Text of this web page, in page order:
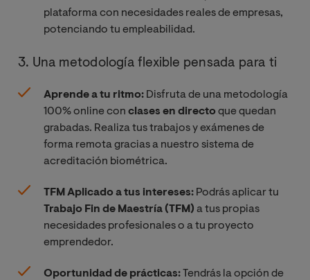
plataforma con necesidades reales de empresas,
potenciando tu empleabilidad.
3. Una metodología flexible pensada para ti
Aprende a tu ritmo: Disfruta de una metodología
100% online con clases en directoque quedan
grabadas. Realiza tus trabajos y exámenes de
forma remota gracias a nuestro sistema de
acreditación biométrica.
TFM Aplicado a tus intereses: Podrás aplicar tu
Trabajo Fin de Maestría (TFM) a tus propias
necesidades profesionales o a tu proyecto
emprendedor.
Oportunidad de prácticas: Tendrás la opción de